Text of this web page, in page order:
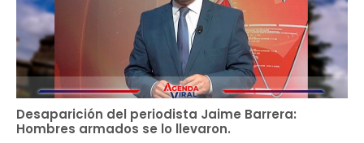
Desaparición del periodista Jaime Barrera:
Hombres armados se lo llevaron.